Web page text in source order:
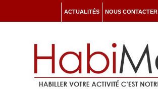
NOUS CONTACTER
ACTUALITÉS